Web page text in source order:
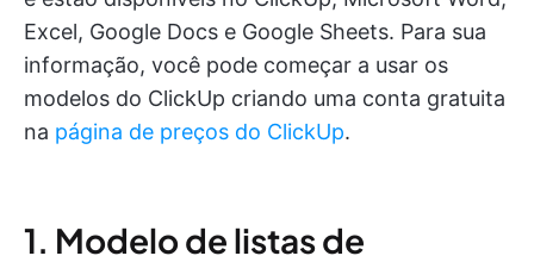
Excel, Google Docs e Google Sheets. Para sua
informação, você pode começar a usar os
modelos do ClickUp criando uma conta gratuita
na página de preços do ClickUp.
1. Modelo de listas de